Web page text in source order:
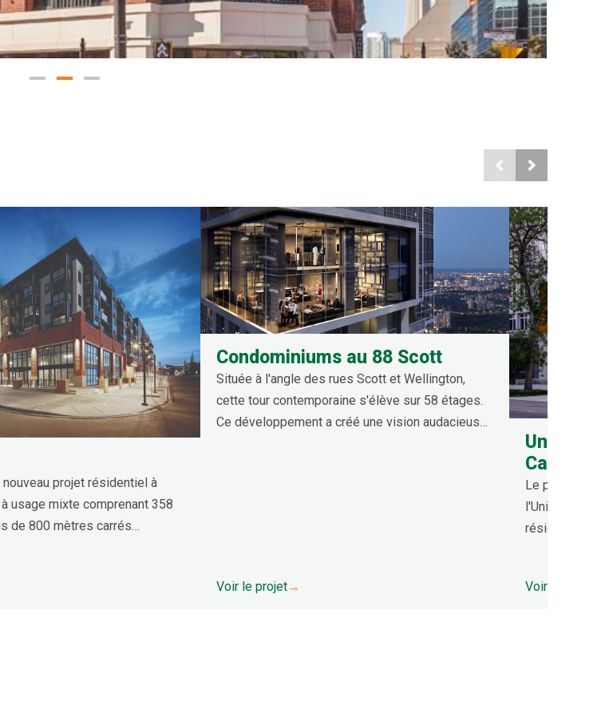
projet résidentiel à
usage mixte comprenant 358
de 800 mètres carrés
niveaux de parking souterrain.
Condominiums au 88 Scott
Située à l'angle des rues Scott et Wellington,
cette tour contemporaine s'élève sur 58 étages.
Ce développement a créé une vision audacieuse
Voir le projet→
Campus
Le projet de
l'Université
résidence du
Voir le projet